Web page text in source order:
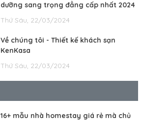
dưỡng sang trọng đẳng cấp nhất 2024
Thứ Sáu, 22/03/2024
Về chúng tôi - Thiết kế khách sạn
KenKasa
Thứ Sáu, 22/03/2024
16+ mẫu nhà homestay giá rẻ mà chủ